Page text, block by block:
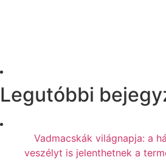
Legutóbbi
Vadmacskák világnapja: a
veszélyt is jelenthetnek a